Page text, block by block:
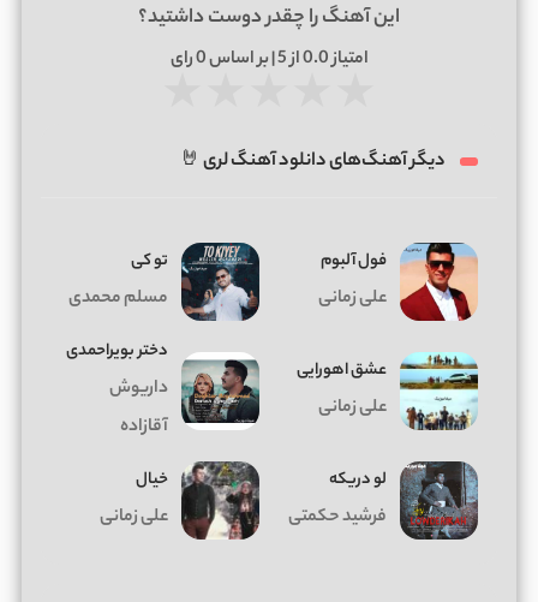
این آهنگ را چقدر دوست داشتید؟
امتیاز0.0از 5 | بر اساس 0رای
دیگر آهنگ‌های دانلود آهنگ لری 🤘
فول آلبوم
علی زمانی
تو کی
مسلم محمدی
عشق اهورایی
علی زمانی
دختر بویراحمدی
داریوش
آقازاده
لو دریکه
فرشید حکمتی
خیال
علی زمانی